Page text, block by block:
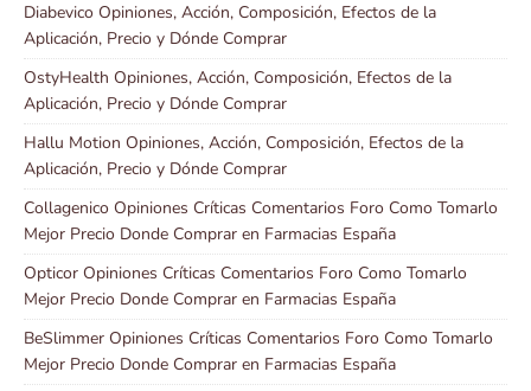
Diabevico Opiniones, Acción, Composición, Efectos de la
Aplicación, Precio y Dónde Comprar
OstyHealth Opiniones, Acción, Composición, Efectos de la
Aplicación, Precio y Dónde Comprar
Hallu Motion Opiniones, Acción, Composición, Efectos de la
Aplicación, Precio y Dónde Comprar
Collagenico Opiniones Críticas Comentarios Foro Como Tomarlo
Mejor Precio Donde Comprar en Farmacias España
Opticor Opiniones Críticas Comentarios Foro Como Tomarlo
Mejor Precio Donde Comprar en Farmacias España
BeSlimmer Opiniones Críticas Comentarios Foro Como Tomarlo
Mejor Precio Donde Comprar en Farmacias España